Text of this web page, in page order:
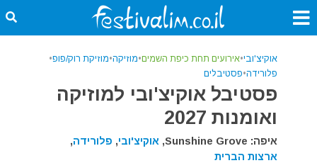
אוקיצ'ובי•אירועים תחת כיפת השמים•מוזיקה•מוזיקת רוק/פופ•
פלורידה•פסטיבלים
פסטיבל אוקיצ'ובי למוזיקה
ואומנות 2027
איפה: Sunshine Grove, אוקיצ'ובי, פלורידה,
ארצות הברית